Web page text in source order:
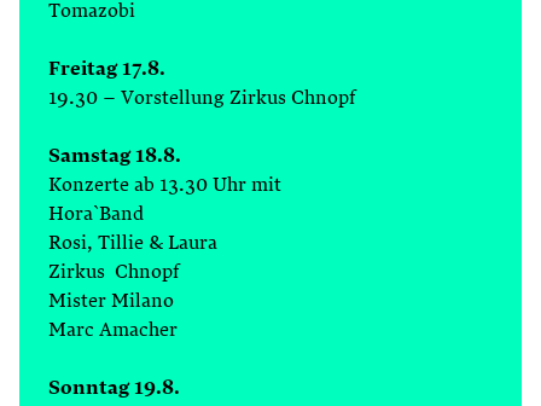
Tomazobi
Freitag 17.8.
19.30 – Vorstellung Zirkus Chnopf
Samstag 18.8.
Konzerte ab 13.30 Uhr mit
Hora`Band
Rosi, Tillie & Laura
Zirkus Chnopf
Mister Milano
Marc Amacher
Sonntag 19.8.